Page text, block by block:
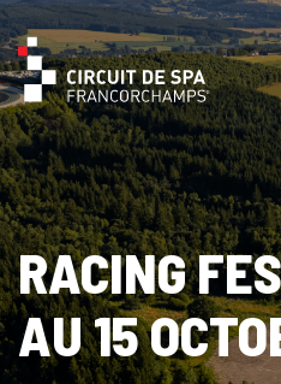
RACING
AU 15